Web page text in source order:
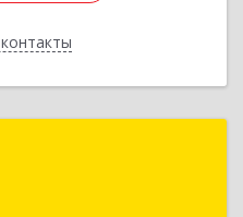
пер, дом №